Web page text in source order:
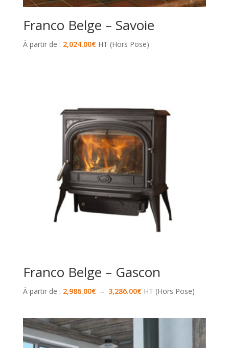
Franco Belge – Savoie
À partir de : 2,024.00€HT (Hors Pose)
Franco Belge – Gascon
À partir de : 2,986.00€ – 3,286.00€Plage
HT (Hors Pose)